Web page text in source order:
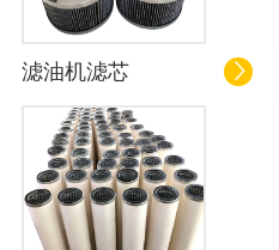
滤油机滤芯 